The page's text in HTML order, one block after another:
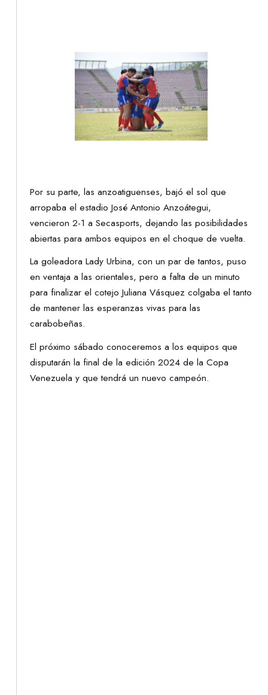
Por su parte, las anzoatiguenses, bajó el sol que
arropaba el estadio José Antonio Anzoátegui,
vencieron 2-1 a Secasports, dejando las posibilidades
abiertas para ambos equipos en el choque de vuelta.
La goleadora Lady Urbina, con un par de tantos, puso
en ventaja a las orientales, pero a falta de un minuto
para finalizar el cotejo Juliana Vásquez colgaba el tanto
de mantener las esperanzas vivas para las
carabobeñas.
El próximo sábado conoceremos a los equipos que
disputarán la final de la edición 2024 de la Copa
Venezuela y que tendrá un nuevo campeón.